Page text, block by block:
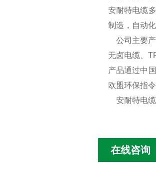
安耐特电缆
制造，自动
公司主要产
无卤电缆、
产品通过中
欧盟环保指
安耐特电缆
在线咨询